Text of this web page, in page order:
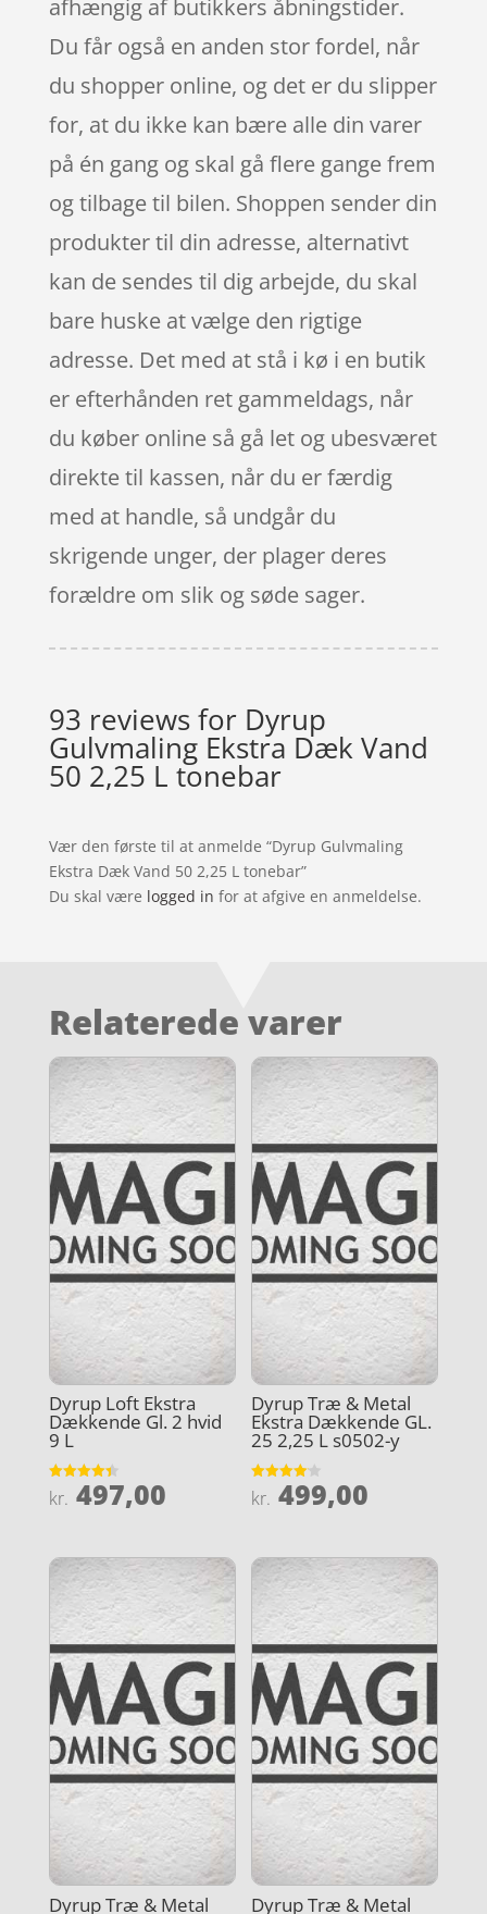
afhængig af butikkers åbningstider.
Du får også en anden stor fordel, når
du shopper online, og det er du slipper
for, at du ikke kan bære alle din varer
på én gang og skal gå flere gange frem
og tilbage til bilen. Shoppen sender din
produkter til din adresse, alternativt
kan de sendes til dig arbejde, du skal
bare huske at vælge den rigtige
adresse. Det med at stå i kø i en butik
er efterhånden ret gammeldags, når
du køber online så gå let og ubesværet
direkte til kassen, når du er færdig
med at handle, så undgår du
skrigende unger, der plager deres
forældre om slik og søde sager.
93 reviews for Dyrup
Gulvmaling Ekstra Dæk Vand
50 2,25 L tonebar
Vær den første til at anmelde “Dyrup Gulvmaling
Ekstra Dæk Vand 50 2,25 L tonebar”
Du skal være logged in for at afgive en anmeldelse.
Relaterede varer
Dyrup Loft Ekstra
Dækkende Gl. 2 hvid
9 L
Vurderet
4.4
kr. 497,00
Dyrup Træ & Metal
Ekstra Dækkende GL.
25 2,25 L s0502-y
Vurderet
4.1
kr. 499,00
Dyrup Træ & Metal Dyrup Træ & Metal